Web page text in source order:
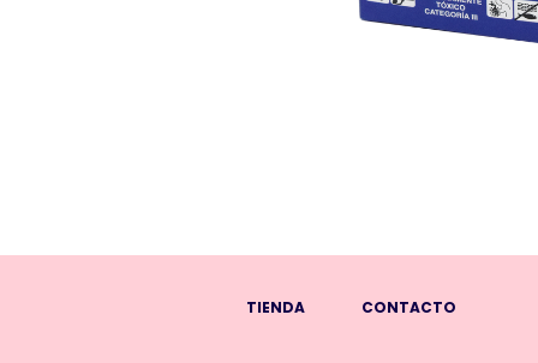
TIENDA CONTACTO